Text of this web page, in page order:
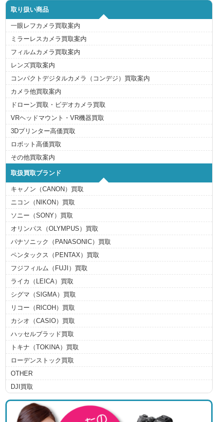
取り扱い商品
一眼レフカメラ買取案内
ミラーレスカメラ買取案内
フィルムカメラ買取案内
レンズ買取案内
コンパクトデジタルカメラ（コンデジ）買取案内
カメラ他買取案内
ドローン買取・ビデオカメラ買取
VRヘッドマウント・VR機器買取
3Dプリンター高価買取
ロボット高価買取
その他買取案内
取扱買取ブランド
キャノン（CANON）買取
ニコン（NIKON）買取
ソニー（SONY）買取
オリンパス（OLYMPUS）買取
パナソニック（PANASONIC）買取
ペンタックス（PENTAX）買取
フジフィルム（FUJI）買取
ライカ（LEICA）買取
シグマ（SIGMA）買取
リコー（RICOH）買取
カシオ（CASIO）買取
ハッセルブラッド買取
トキナ（TOKINA）買取
ローデンストック買取
OTHER
DJI買取